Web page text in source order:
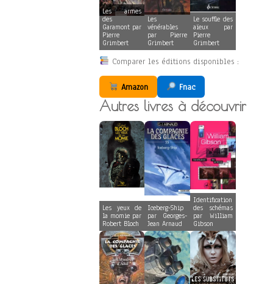
Les armes
des
Garamont par
Pierre
Grimbert
Les
vénérables
par Pierre
Grimbert
Le souffle des
aïeux par
Pierre
Grimbert
Comparer les éditions disponibles :
Amazon Fnac
Autres livres à découvrir
Les yeux de
la momie par
Robert Bloch
Iceberg-Ship
par Georges-
Jean Arnaud
Identification
des schémas
par William
Gibson